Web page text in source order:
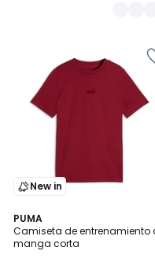
New in
PUMA
Camiseta de entrenamiento
manga corta